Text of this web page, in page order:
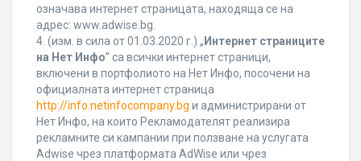
означава интернет страницата, находяща се на
адрес: www.adwise.bg.
4. (изм. в сила от 01.03.2020 г.) „ Интернет страниците
на Нет Инфо” са всички интернет страници,
включени в портфолиото на Нет Инфо, посочени на
официалната интернет страница
http://info.netinfocompany.bg и администрирани от
Нет Инфо, на които Рекламодателят реализира
рекламните си кампании при ползване на услугата
Adwise чрез платформата AdWise или чрез